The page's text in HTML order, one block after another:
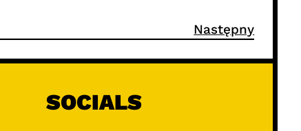
Następny
SOCIALS